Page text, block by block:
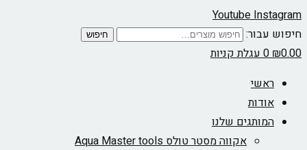
YoutubeInstagram
חיפוש עבור:
חיפוש
₪0.00
0עגלת קניות
ראשי
אודות
המותגים שלנו
אקווה מסטר טולס Aqua Master tools